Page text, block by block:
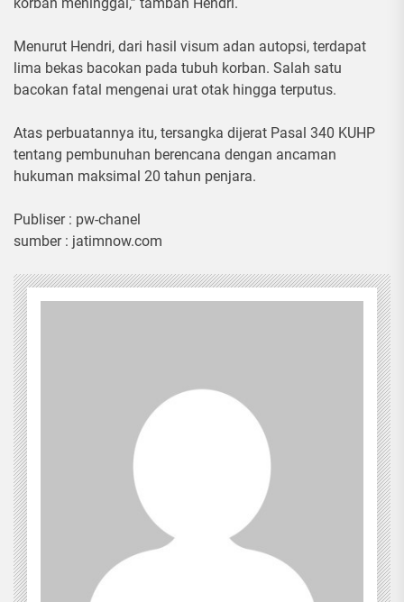
Menurut Hendri, dari hasil visum adan autopsi, terdapat
lima bekas bacokan pada tubuh korban. Salah satu
bacokan fatal mengenai urat otak hingga terputus.
Atas perbuatannya itu, tersangka dijerat Pasal 340 KUHP
tentang pembunuhan berencana dengan ancaman
hukuman maksimal 20 tahun penjara.
Publiser : pw-chanel
sumber : jatimnow.com